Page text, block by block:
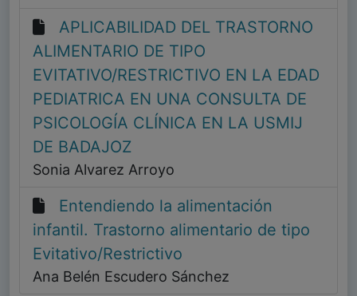
APLICABILIDAD DEL TRASTORNO
ALIMENTARIO DE TIPO
EVITATIVO/RESTRICTIVO EN LA EDAD
PEDIATRICA EN UNA CONSULTA DE
PSICOLOGÍA CLÍNICA EN LA USMIJ
DE BADAJOZ
Sonia Alvarez Arroyo
Entendiendo la alimentación
infantil. Trastorno alimentario de tipo
Evitativo/Restrictivo
Ana Belén Escudero Sánchez